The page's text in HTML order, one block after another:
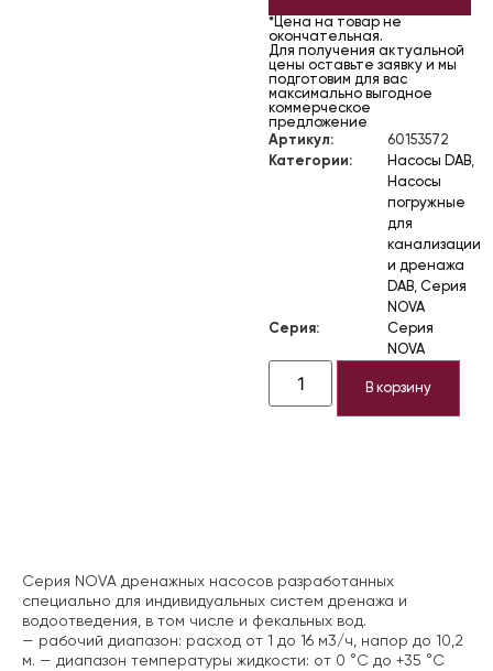
*Цена на товар не
окончательная.
Для получения актуальной
цены оставьте заявку и мы
подготовим для вас
максимально выгодное
коммерческое
предложение
Артикул:
60153572
Категории:
Насосы DAB
Насосы
погружные
для
канализации
и дренажа
DAB Серия
NOVA
Серия:
Серия
NOVA
В корзину
Серия NOVA дренажных насосов разработанных
специально для индивидуальных систем дренажа и
водоотведения, в том числе и фекальных вод.
— рабочий диапазон: расход от 1 до 16 м3/ч, напор до 10,2
м. — диапазон температуры жидкости: от 0 °C до +35 °C